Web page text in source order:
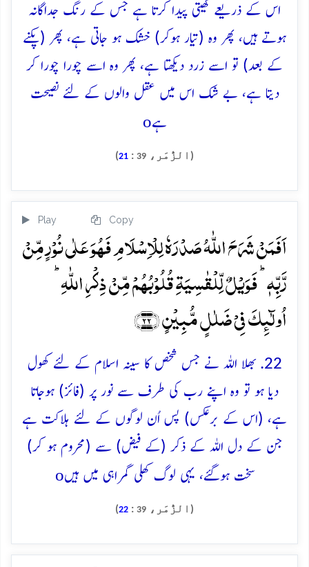
اس کے ذریعے کھیتی پیدا کرتا ہے جس کے رنگ جداگانہ
ہوتے ہیں، پھر وہ (تیار ہوکر) خشک ہو جاتی ہے، پھر (پکنے
کے بعد) تو اسے زرد دیکھتا ہے، پھر وہ اسے چورا چورا کر
دیتا ہے، بے شک اس میں عقل والوں کے لئے نصیحت
ہےo
(الزُّمَر، 39
:
21
)
Play Copy
اَفَمَنۡ شَرَحَ اللّٰہُ صَدۡرَہٗ لِلۡاِسۡلَامِ فَہُوَ عَلٰی نُوۡرٍ مِّنۡ
رَّبِّہٖ ؕ فَوَیۡلٌ لِّلۡقٰسِیَۃِ قُلُوۡبُہُمۡ مِّنۡ ذِکۡرِ اللّٰہِ ؕ
اُولٰٓئِکَ فِیۡ ضَلٰلٍ مُّبِیۡنٍ ﴿۲۲﴾
22. بھلا اللہ نے جس شخص کا سینہ اسلام کے لئے کھول
دیا ہو تو وہ اپنے رب کی طرف سے نور پر (فائز) ہوجاتا
ہے، (اس کے برعکس) پس اُن لوگوں کے لئے ہلاکت ہے
جن کے دل اللہ کے ذکر (کے فیض) سے (محروم ہو کر)
سخت ہوگئے، یہی لوگ کھلی گمراہی میں ہیںo
(الزُّمَر، 39
:
22
)